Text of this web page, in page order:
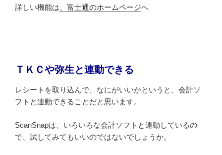
詳しい機能は 、富士通のホームページへ
ＴＫＣや弥生と連動できる
レシートを取り込んで、なにがいいかというと、会計ソ
フトと連動できることだと思います。
ScanSnapは、いろいろな会計ソフトと連動しているの
で、試してみてもいいのではないでしょうか。